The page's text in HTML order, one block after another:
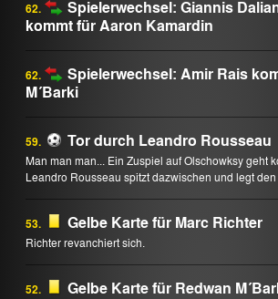
62.
Spielerwechsel: Giannis
kommt für Aaron Kamardin
62.
Spielerwechsel: Amir Rais
M´Barki
59. Tor durch Leandro Rousseau
Man man man... Ein Zuspiel auf Olschowksy geht
Leandro Rousseau spitzt dazwischen und legt
53. Gelbe Karte für Marc Richter
Richter revanchiert sich.
52. Gelbe Karte für Redwan